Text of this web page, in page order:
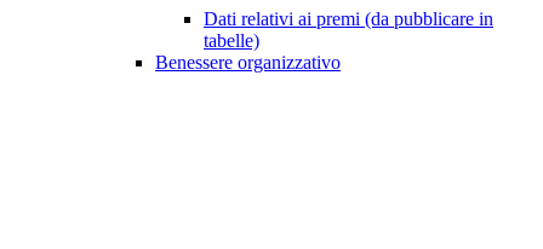
Dati relativi ai premi (da pubblicare in
tabelle)
Benessere organizzativo